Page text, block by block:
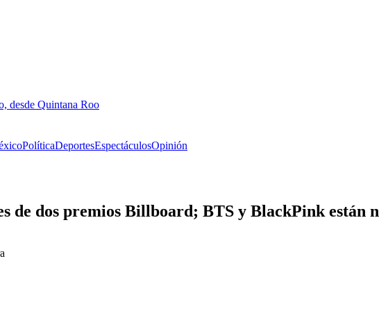
desde Quintana Roo
PolíticaDeportesEspectáculosOpinión
de dos premios Billboard; BTS y BlackPink están